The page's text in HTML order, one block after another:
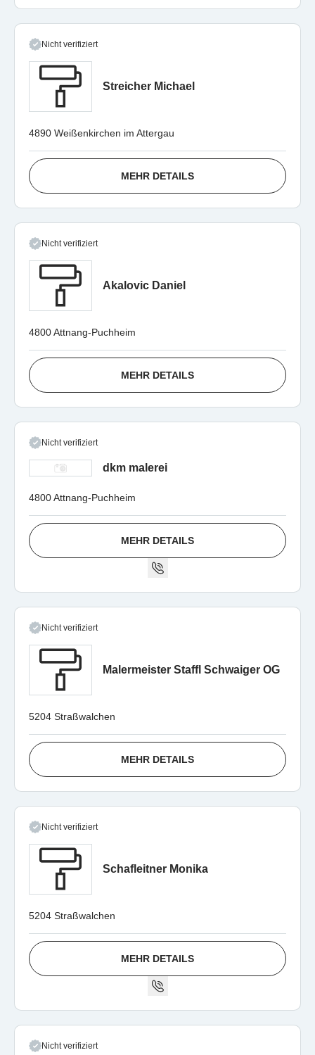
Nicht verifiziert
Streicher Michael
4890 Weißenkirchen im Attergau
MEHR DETAILS
Nicht verifiziert
Akalovic Daniel
4800 Attnang-Puchheim
MEHR DETAILS
Nicht verifiziert
dkm malerei
4800 Attnang-Puchheim
MEHR DETAILS
Nicht verifiziert
Malermeister Staffl Schwaiger OG
5204 Straßwalchen
MEHR DETAILS
Nicht verifiziert
Schafleitner Monika
5204 Straßwalchen
MEHR DETAILS
Nicht verifiziert